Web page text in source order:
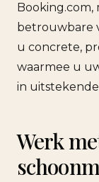
betrouwbare
u concrete,
waarmee u
in
Werk